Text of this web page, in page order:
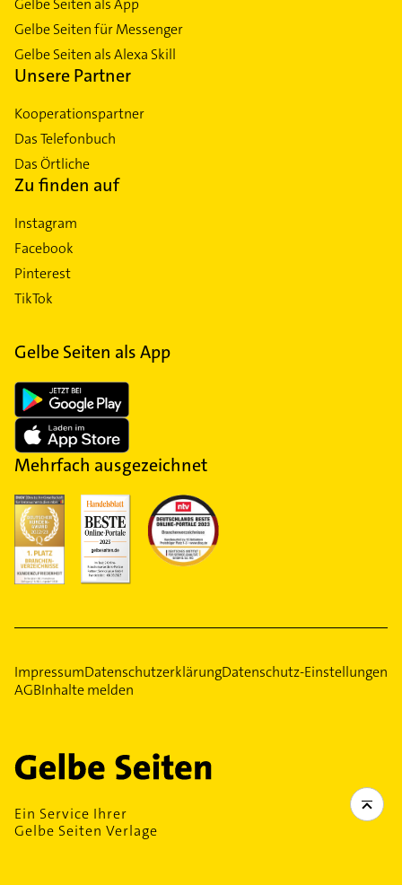
Gelbe Seiten für Messenger
Gelbe Seiten als Alexa Skill
Unsere Partner
Kooperationspartner
Das Telefonbuch
Das Örtliche
Zu finden auf
Instagram
Facebook
Pinterest
TikTok
Gelbe Seiten als App
Mehrfach ausgezeichnet
ImpressumDatenschutzerklärungDatenschutz-Einstellungen
AGBInhalte melden
Ein Service Ihrer
Gelbe Seiten Verlage